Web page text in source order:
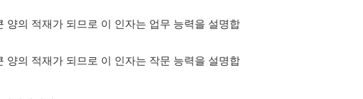
의 적재가 되므로 이 인자는 업무 능력을 설명합
의 적재가 되므로 이 인자는 작문 능력을 설명합